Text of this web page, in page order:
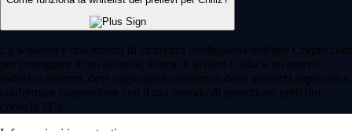
La whitelist è una misura di sicurezza obbligatoria dell'app Crypto.com
per proteggere il tuo account. Prima di inviare Chiliz a un nuovo
indirizzo esterno, devi aggiungerlo all'elenco degli indirizzi approvati e
confermare l'operazione con il tuo metodo di protezione preferito,
come la 2FA.